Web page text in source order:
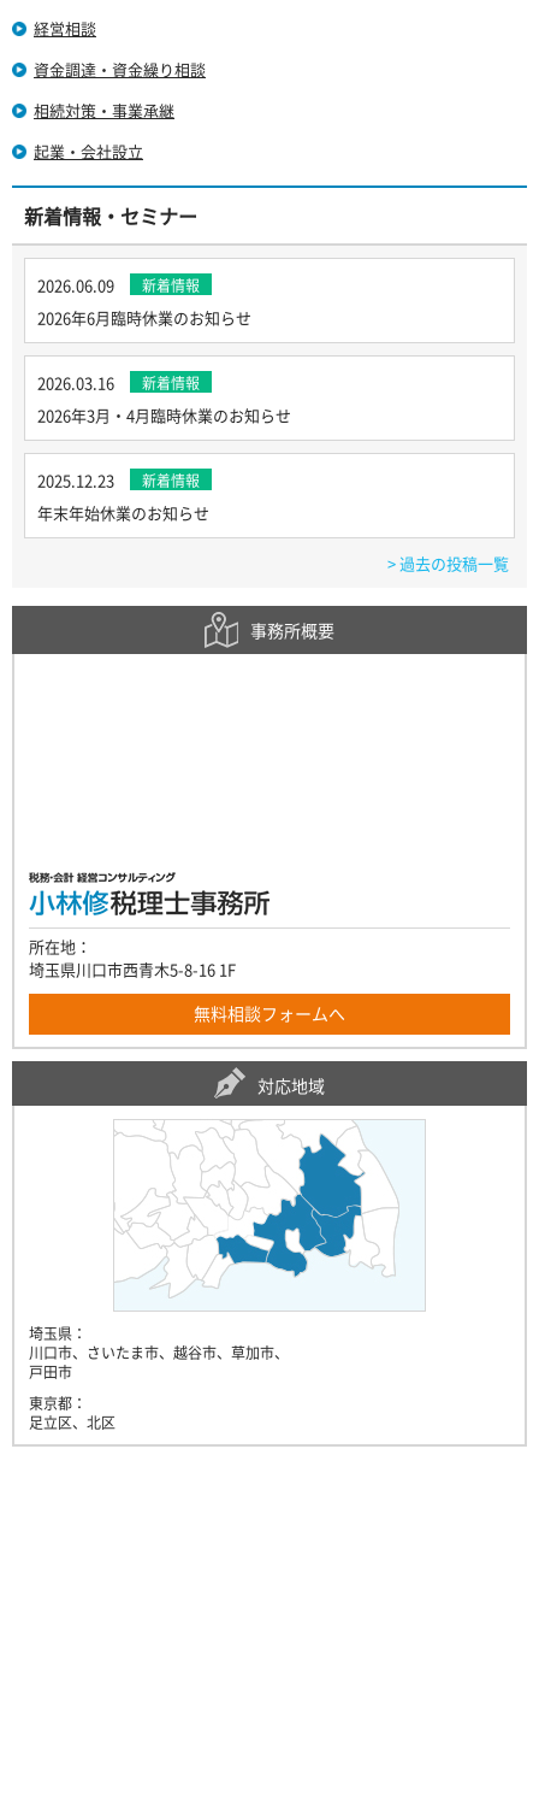
経営相談
資金調達・資金繰り相談
相続対策・事業承継
起業・会社設立
新着情報・セミナー
2026.06.09 新着情報
2026年6月臨時休業のお知らせ
2026.03.16 新着情報
2026年3月・4月臨時休業のお知らせ
2025.12.23 新着情報
年末年始休業のお知らせ
> 過去の投稿一覧
事務所概要
所在地：
埼玉県川口市西青木5-8-16 1F
無料相談フォームへ
対応地域
埼玉県：
川口市、さいたま市、越谷市、草加市、
戸田市
東京都：
足立区、北区